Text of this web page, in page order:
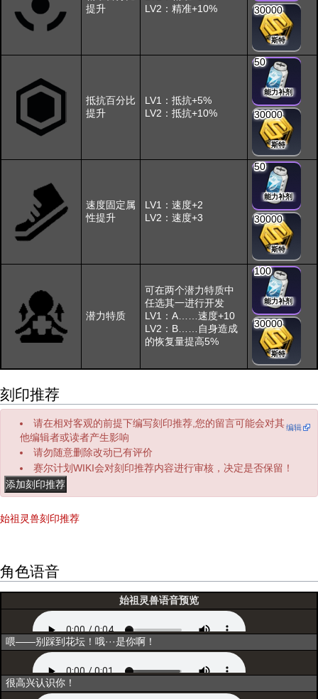
提升
LV2：精准+10%
30000
斯特
抵抗百分比
提升
LV1：抵抗+5%
LV2：抵抗+10%
50
能力补剂
30000
斯特
速度固定属
性提升
LV1：速度+2
LV2：速度+3
50
能力补剂
30000
斯特
潜力特质
可在两个潜力特质中
任选其一进行开发
LV1：A……速度+10
LV2：B……自身造成
的恢复量提高5%
100
能力补剂
30000
斯特
刻印推荐
编辑
请在相对客观的前提下编写刻印推荐,您的留言可能会对其
他编辑者或读者产生影响
请勿随意删除改动已有评价
赛尔计划WIKI会对刻印推荐内容进行审核，决定是否保留！
始祖灵兽刻印推荐
角色语音
始祖灵兽语音预览
初次登场
喂——别踩到花坛！哦···是你啊！
选择
很高兴认识你！